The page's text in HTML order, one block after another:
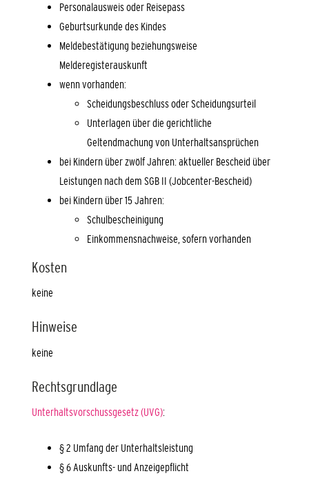
Personalausweis oder Reisepass
Geburtsurkunde des Kindes
Meldebestätigung beziehungsweise
Melderegisterauskunft
wenn vorhanden:
Scheidungsbeschluss oder Scheidungsurteil
Unterlagen über die gerichtliche
Geltendmachung von Unterhaltsansprüchen
bei Kindern über zwölf Jahren: aktueller Bescheid über
Leistungen nach dem SGB II (Jobcenter-Bescheid)
bei Kindern über 15 Jahren:
Schulbescheinigung
Einkommensnachweise, sofern vorhanden
Kosten
keine
Hinweise
keine
Rechtsgrundlage
Unterhaltsvorschussgesetz (UVG):
§ 2 Umfang der Unterhaltsleistung
§ 6 Auskunfts- und Anzeigepflicht